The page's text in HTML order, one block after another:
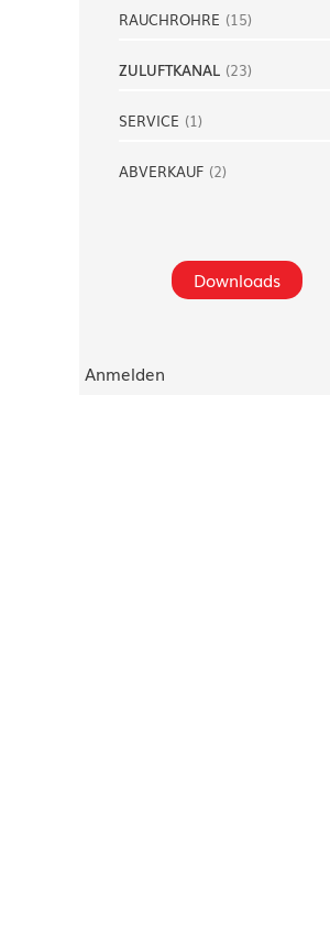
RAUCHROHRE (15)
ZULUFTKANAL (23)
SERVICE (1)
ABVERKAUF (2)
Downloads
Anmelden